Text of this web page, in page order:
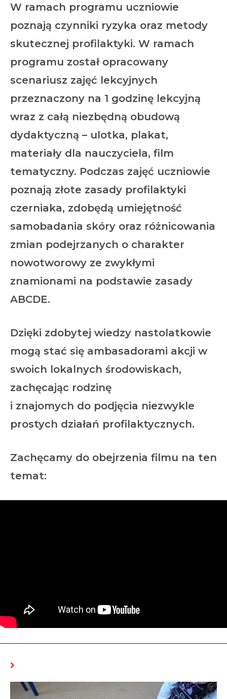
W ramach programu uczniowie
poznają czynniki ryzyka oraz metody
skutecznej profilaktyki. W ramach
programu został opracowany
scenariusz zajęć lekcyjnych
przeznaczony na 1 godzinę lekcyjną
wraz z całą niezbędną obudową
dydaktyczną – ulotka, plakat,
materiały dla nauczyciela, film
tematyczny. Podczas zajęć uczniowie
poznają złote zasady profilaktyki
czerniaka, zdobędą umiejętność
samobadania skóry oraz różnicowania
zmian podejrzanych o charakter
nowotworowy ze zwykłymi
znamionami na podstawie zasady
ABCDE.
Dzięki zdobytej wiedzy nastolatkowie
mogą stać się ambasadorami akcji w
swoich lokalnych środowiskach,
zachęcając rodzinę
i znajomych do podjęcia niezwykle
prostych działań profilaktycznych.
Zachęcamy do obejrzenia filmu na ten
temat: